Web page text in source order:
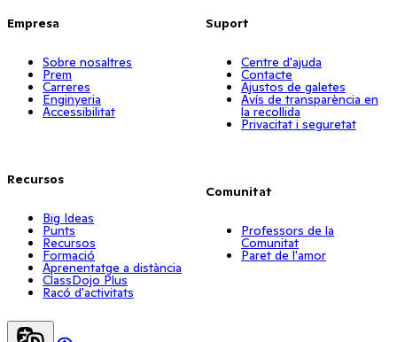
Empresa
Sobre nosaltres
Prem
Carreres
Enginyeria
Accessibilitat
Recursos
Big Ideas
Punts
Recursos
Formació
Aprenentatge a distància
ClassDojo Plus
Racó d'activitats
Suport
Centre d'ajuda
Contacte
Ajustos de galetes
Avís de transparència en
la recollida
Privacitat i seguretat
Comunitat
Professors de la
Comunitat
Paret de l'amor